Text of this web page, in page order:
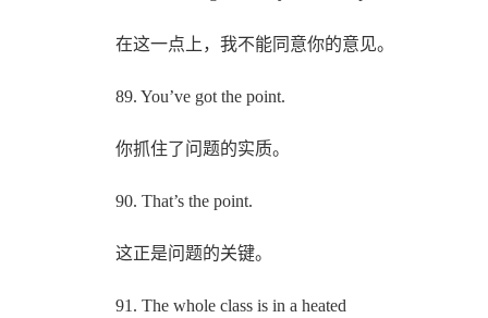
在这一点上，我不能同意你的意见。
89. You’ve got the point.
你抓住了问题的实质。
90. That’s the point.
这正是问题的关键。
91. The whole class is in a heated